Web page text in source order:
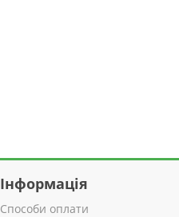
Інформація
Способи оплати